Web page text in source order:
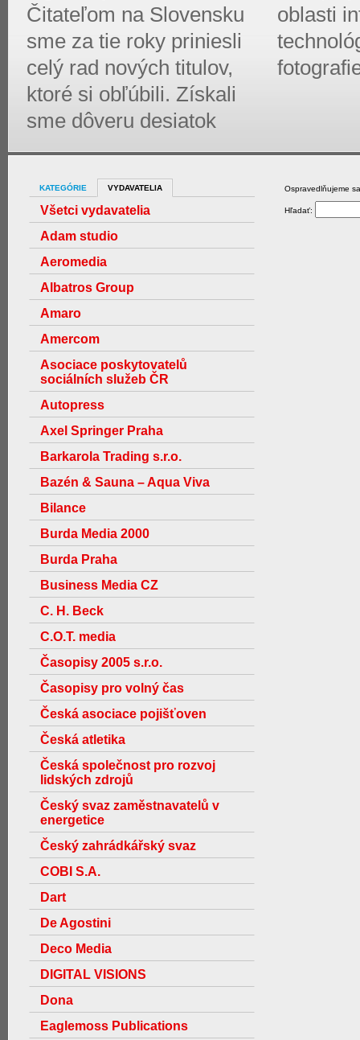
Čitateľom na Slovensku
sme za tie roky priniesli
celý rad nových titulov,
ktoré si obľúbili. Získali
sme dôveru desiatok
oblasti
KATEGÓRIE VYDAVATELIA
Všetci vydavatelia
Adam studio
Aeromedia
Albatros Group
Amaro
Amercom
Asociace poskytovatelů
sociálních služeb ČR
Autopress
Axel Springer Praha
Barkarola Trading s.r.o.
Bazén & Sauna – Aqua Viva
Bilance
Burda Media 2000
Burda Praha
Business Media CZ
C. H. Beck
C.O.T. media
Časopisy 2005 s.r.o.
Časopisy pro volný čas
Česká asociace pojišťoven
Česká atletika
Česká společnost pro rozvoj
lidských zdrojů
Český svaz zaměstnavatelů v
energetice
Český zahrádkářský svaz
COBI S.A.
Dart
De Agostini
Deco Media
DIGITAL VISIONS
Dona
Eaglemoss Publications
Ospravedlňujeme
Hľadať: